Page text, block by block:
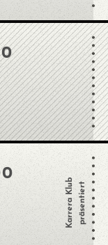
Karrera Klubpräsentiert